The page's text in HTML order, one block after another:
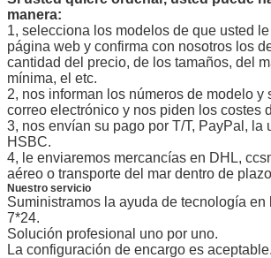
manera:
1, selecciona los modelos de que usted
página web y confirma con nosotros los
cantidad del precio, de los tamaños, del
mínima, el etc.
2, nos informan los números de modelo y
correo electrónico y nos piden los costes
3, nos envían su pago por T/T, PayPal, la
HSBC.
4, le enviaremos mercancías en DHL,
aéreo o transporte del mar dentro de
Nuestro servicio
Suministramos la ayuda de tecnología en
7*24.
Solución profesional uno por uno.
La configuración de encargo es aceptable.